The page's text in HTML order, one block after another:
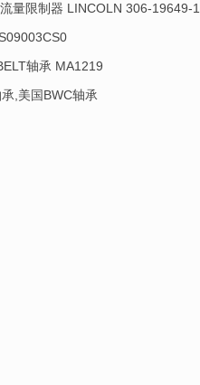
量限制器 LINCOLN 306-19649-1
轴承 MA1219
,美国BWC轴承